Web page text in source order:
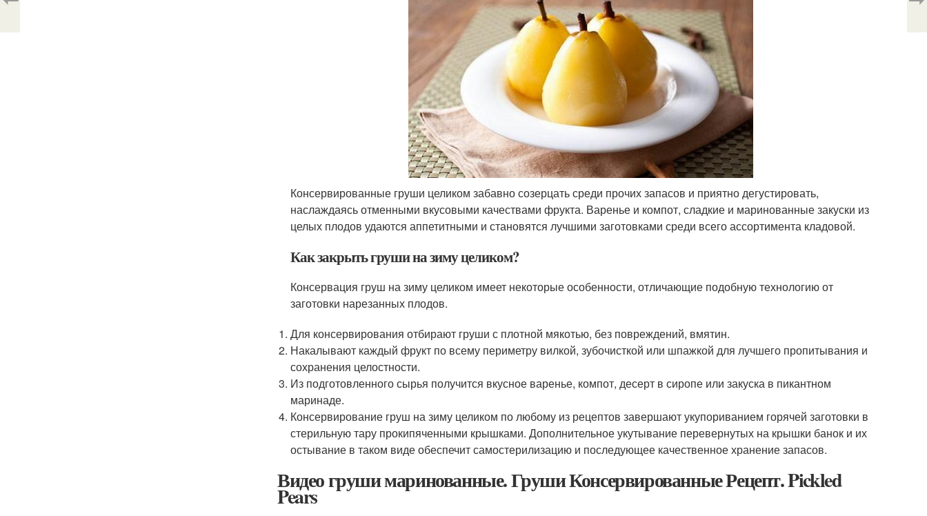
Консервированные груши целиком забавно созерцать среди прочих запасов и приятно дегустировать,
наслаждаясь отменными вкусовыми качествами фрукта. Варенье и компот, сладкие и маринованные закуски из
целых плодов удаются аппетитными и становятся лучшими заготовками среди всего ассортимента кладовой.
Как закрыть груши на зиму целиком?
Консервация груш на зиму целиком имеет некоторые особенности, отличающие подобную технологию от
заготовки нарезанных плодов.
Для консервирования отбирают груши с плотной мякотью, без повреждений, вмятин.
Накалывают каждый фрукт по всему периметру вилкой, зубочисткой или шпажкой для лучшего пропитывания и
сохранения целостности.
Из подготовленного сырья получится вкусное варенье, компот, десерт в сиропе или закуска в пикантном
маринаде.
Консервирование груш на зиму целиком по любому из рецептов завершают укупориванием горячей заготовки в
стерильную тару прокипяченными крышками. Дополнительное укутывание перевернутых на крышки банок и их
остывание в таком виде обеспечит самостерилизацию и последующее качественное хранение запасов.
Видео груши маринованные. Груши Консервированные Рецепт. Pickled
Pears